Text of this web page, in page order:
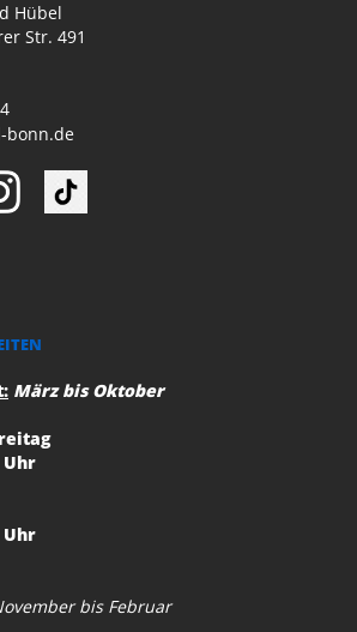
Hübel
Str. 491
bonn.de
März bis Oktober
Uhr
Uhr
bis Februar